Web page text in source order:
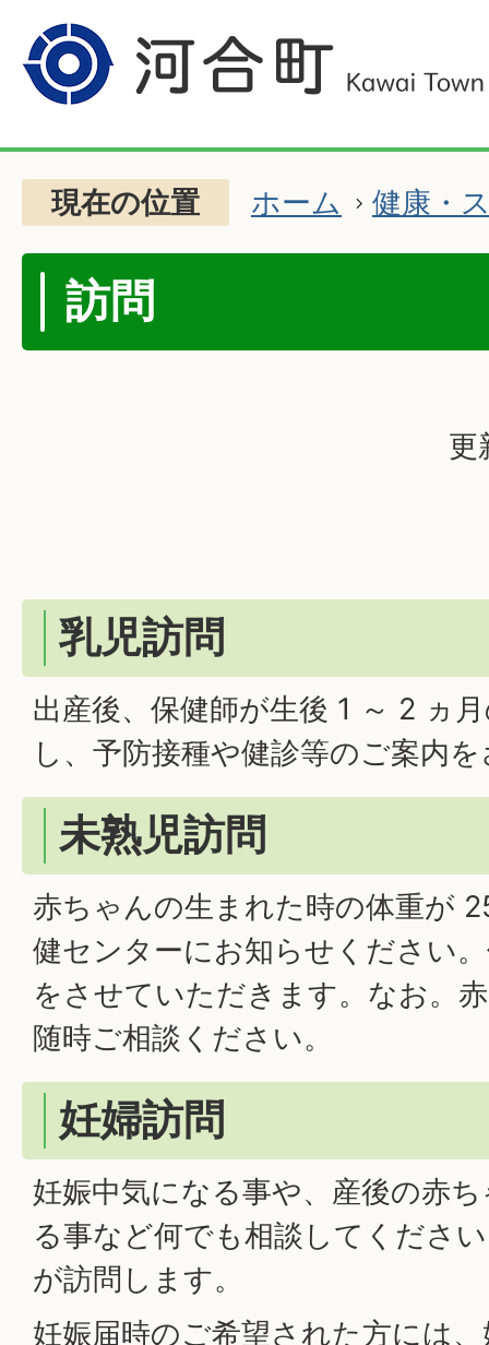
現在の位置 ホーム 健康・
訪問
更
乳児訪問
出産後、保健師が生後 1 ～ 2 ヵ
し、予防接種や健診等のご案内
未熟児訪問
赤ちゃんの生まれた時の体重が
健センターにお知らせください
をさせていただきます。なお。
随時ご相談ください。
妊婦訪問
妊娠中気になる事や、産後の赤
る事など何でも相談してくださ
が訪問します。
妊娠届時のご希望された方には